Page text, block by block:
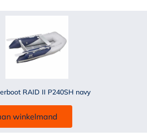
RAID II P240SH navy
winkelmand